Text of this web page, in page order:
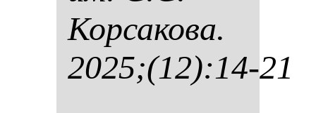
Кор­са­ко­ва.
2025;(12):14-21